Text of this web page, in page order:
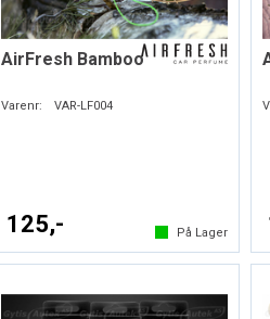
AirFresh Bamboo
Varenr: VAR-LF004
125,- På Lager